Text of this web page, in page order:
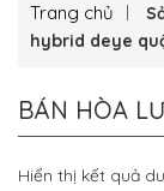
Trang chủ
hybrid deye
BÁN HÒA
Hiển thị kết quả